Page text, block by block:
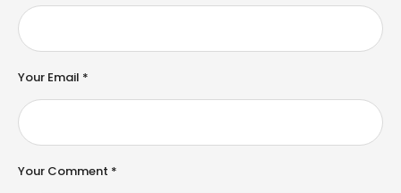
Your Comment *
Your Email *
n
a
ti
e